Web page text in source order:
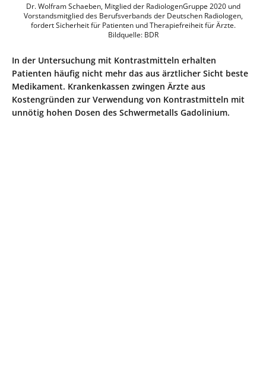
Dr. Wolfram Schaeben, Mitglied der RadiologenGruppe 2020 und
Vorstandsmitglied des Berufsverbands der Deutschen Radiologen,
fordert Sicherheit für Patienten und Therapiefreiheit für Ärzte.
Bildquelle: BDR
In der Untersuchung mit Kontrastmitteln erhalten
Patienten häufig nicht mehr das aus ärztlicher Sicht beste
Medikament. Krankenkassen zwingen Ärzte aus
Kostengründen zur Verwendung von Kontrastmitteln mit
unnötig hohen Dosen des Schwermetalls Gadolinium.